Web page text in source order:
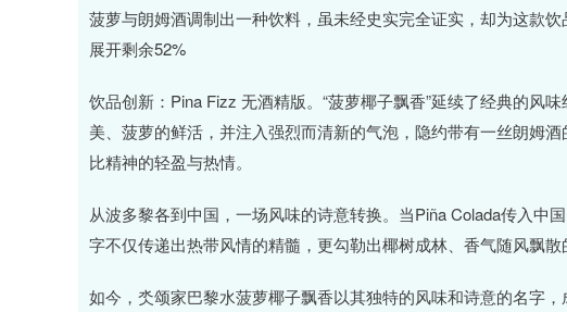
菠萝与朗姆酒调制出一种饮料，虽未经史实完全证实，却为这款饮
展开剩余52%
饮品创新：Pina Fizz 无酒精版。“菠萝椰子飘香”延续了经典的风
美、菠萝的鲜活，并注入强烈而清新的气泡，隐约带有一丝朗姆
比精神的轻盈与热情。
从波多黎各到中国，一场风味的诗意转换。当Piña Colada传入
字不仅传递出热带风情的精髓，更勾勒出椰树成林、香气随风飘
如今，氼颂家巴黎水菠萝椰子飘香以其独特的风味和诗意的名字